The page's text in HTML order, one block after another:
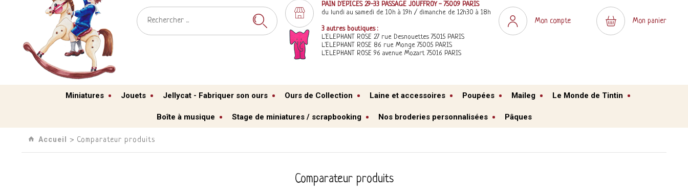
PAIN D'EPICES 29-33 PASSAGE JOUFFROY - 75009 PARIS
du lundi au samedi de 10h à 19h / dimanche de 12h30 à 18h
3 autres boutiques :
L'ELEPHANT ROSE 27 rue Desnouettes 75015 PARIS
L'ELEPHANT ROSE 86 rue Monge 75005 PARIS
L'ELEPHANT ROSE 96 avenue Mozart 75016 PARIS
Mon compte Mon panier
Miniatures Jouets Jellycat - Fabriquer son ours Ours de Collection Laine et accessoires Poupées Maileg Le Monde de Tintin
Boîte à musique Stage de miniatures / scrapbooking Nos broderies personnalisées Pâques
Accueil › Comparateur produits
Comparateur produits